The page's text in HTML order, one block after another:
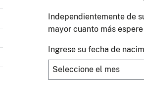
Independientemente de
mayor cuanto más
Ingrese su fecha de